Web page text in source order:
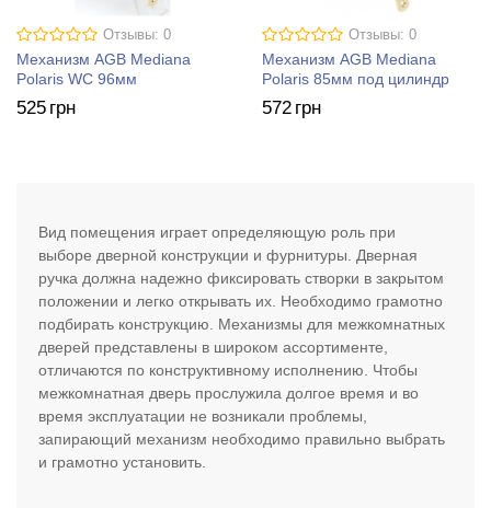
Отзывы: 0
Механизм AGB Mediana
Polaris WC 96мм
525 грн
Отзывы: 0
Механизм AGB Mediana
Polaris 85мм под цилиндр
572 грн
Вид помещения играет определяющую роль при
выборе дверной конструкции и фурнитуры. Дверная
ручка должна надежно фиксировать створки в закрытом
положении и легко открывать их. Необходимо грамотно
подбирать конструкцию. Механизмы для межкомнатных
дверей представлены в широком ассортименте,
отличаются по конструктивному исполнению. Чтобы
межкомнатная дверь прослужила долгое время и во
время эксплуатации не возникали проблемы,
запирающий механизм необходимо правильно выбрать
и грамотно установить.